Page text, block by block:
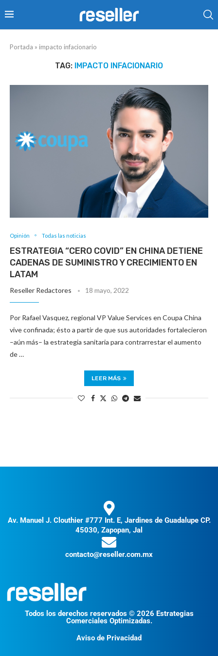
Portada » impacto infacionario
TAG: IMPACTO INFACIONARIO
Opinión Todas las noticias
ESTRATEGIA “CERO COVID” EN CHINA DETIENE
CADENAS DE SUMINISTRO Y CRECIMIENTO EN
LATAM
Reseller Redactores 18 mayo, 2022
Por Rafael Vasquez, regional VP Value Services en Coupa China
vive confinada; ésto a partir de que sus autoridades fortalecieron
–aún más– la estrategia sanitaria para contrarrestar el aumento
de …
LEER MÁS
Av. Manuel J. Clouthier #777 Int. E, Jardines de Guadalupe CP.
45030, Zapopan, Jal
contacto@reseller.com.mx
Todos los derechos reservados © 2026 Estrategias
Comerciales Optimizadas.
Aviso de Privacidad